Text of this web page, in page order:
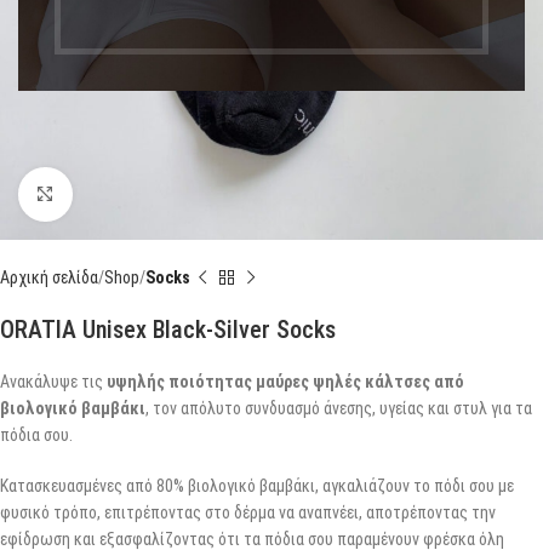
Click to enlarge
Αρχική σελίδα Shop Socks
ORATIA Unisex Black-Silver Socks
Ανακάλυψε τις υψηλής ποιότητας μαύρες ψηλές κάλτσες από
βιολογικό βαμβάκι, τον απόλυτο συνδυασμό άνεσης, υγείας και στυλ για τα
πόδια σου.
Κατασκευασμένες από 80% βιολογικό βαμβάκι, αγκαλιάζουν το πόδι σου με
φυσικό τρόπο, επιτρέποντας στο δέρμα να αναπνέει, αποτρέποντας την
εφίδρωση και εξασφαλίζοντας ότι τα πόδια σου παραμένουν φρέσκα όλη